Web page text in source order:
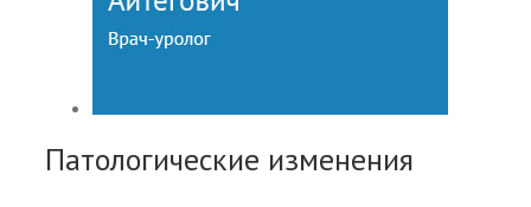
Патологические изменения